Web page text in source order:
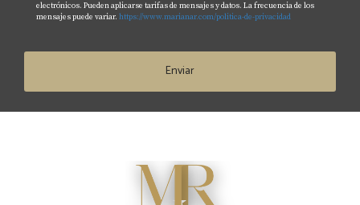
electrónicos. Pueden aplicarse tarifas de mensajes y datos. La frecuencia de los
mensajes puede variar. https://www.marianar.com/politica-de-privacidad
Enviar